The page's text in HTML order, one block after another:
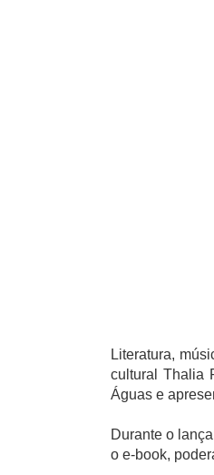
Literatura,
cultural Thalia
Águas e
Durante o
o e-book,